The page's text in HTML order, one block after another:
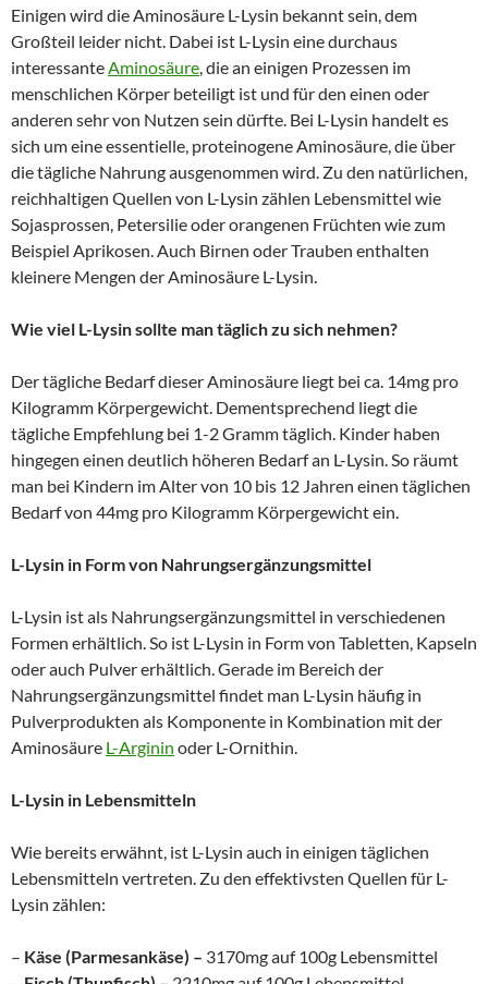
Einigen wird die Aminosäure L-Lysin bekannt sein, dem
Großteil leider nicht. Dabei ist L-Lysin eine durchaus
interessante Aminosäure , die an einigen Prozessen im
menschlichen Körper beteiligt ist und für den einen oder
anderen sehr von Nutzen sein dürfte. Bei L-Lysin handelt es
sich um eine essentielle, proteinogene Aminosäure, die über
die tägliche Nahrung ausgenommen wird. Zu den natürlichen,
reichhaltigen Quellen von L-Lysin zählen Lebensmittel wie
Sojasprossen, Petersilie oder orangenen Früchten wie zum
Beispiel Aprikosen. Auch Birnen oder Trauben enthalten
kleinere Mengen der Aminosäure L-Lysin.
Wie viel L-Lysin sollte man täglich zu sich nehmen?
Der tägliche Bedarf dieser Aminosäure liegt bei ca. 14mg pro
Kilogramm Körpergewicht. Dementsprechend liegt die
tägliche Empfehlung bei 1-2 Gramm täglich. Kinder haben
hingegen einen deutlich höheren Bedarf an L-Lysin. So räumt
man bei Kindern im Alter von 10 bis 12 Jahren einen täglichen
Bedarf von 44mg pro Kilogramm Körpergewicht ein.
L-Lysin in Form von Nahrungsergänzungsmittel
L-Lysin ist als Nahrungsergänzungsmittel in verschiedenen
Formen erhältlich. So ist L-Lysin in Form von Tabletten, Kapseln
oder auch Pulver erhältlich. Gerade im Bereich der
Nahrungsergänzungsmittel findet man L-Lysin häufig in
Pulverprodukten als Komponente in Kombination mit der
Aminosäure L-Arginin oder L-Ornithin.
L-Lysin in Lebensmitteln
Wie bereits erwähnt, ist L-Lysin auch in einigen täglichen
Lebensmitteln vertreten. Zu den effektivsten Quellen für L-
Lysin zählen:
– Käse (Parmesankäse) – 3170mg auf 100g Lebensmittel